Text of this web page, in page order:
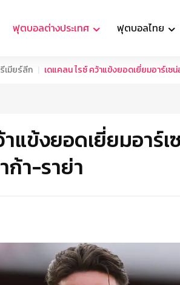
ฟุตบอลต่างประเทศ ฟุตบอลไทย
เมียร์ลีก เดแคลน ไรซ์ คว้าแข้งยอดเยี่ยมอาร์เ
าแข้งยอดเยี่ยมอาร์
ก้า-ราย่า